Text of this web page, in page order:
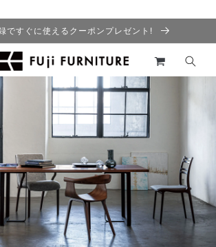
ですぐに使えるクーポンプレゼント!
カ
ー
ト